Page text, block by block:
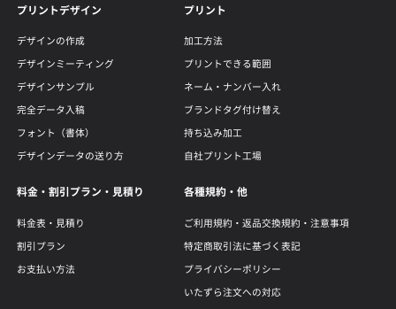
プリントデザイン
デザインの作成
デザインミーティング
デザインサンプル
完全データ入稿
フォント（書体）
デザインデータの送り方
プリント
加工方法
プリントできる範囲
ネーム・ナンバー入れ
ブランドタグ付け替え
持ち込み加工
自社プリント工場
料金・割引プラン・見積り
料金表・見積り
割引プラン
お支払い方法
各種規約・他
ご利用規約・返品交換規約・注意事項
特定商取引法に基づく表記
プライバシーポリシー
いたずら注文への対応